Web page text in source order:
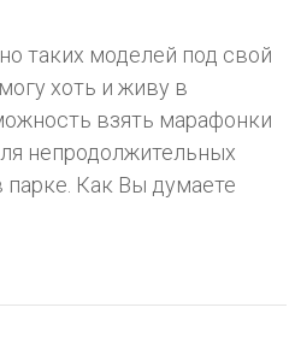
таких моделей под свой
хоть и живу в
взять марафонки
непродолжительных
Как Вы думаете